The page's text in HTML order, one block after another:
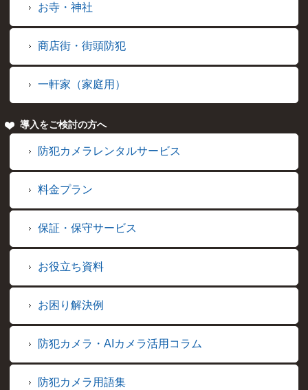
お寺・神社
商店街・街頭防犯
一軒家（家庭用）
導入をご検討の方へ
防犯カメラレンタルサービス
料金プラン
保証・保守サービス
お役立ち資料
お困り解決例
防犯カメラ・AIカメラ活用コラム
防犯カメラ用語集